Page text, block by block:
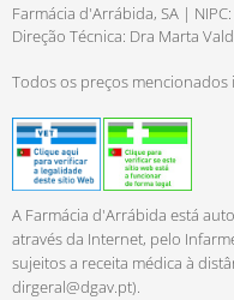
Farmácia d'Arrábida, SA |
Direção Técnica: Dra Marta
Todos os preços mencionados
A Farmácia d'Arrábida está
através da Internet, pelo
sujeitos a receita médica à
dirgeral@dgav.pt).